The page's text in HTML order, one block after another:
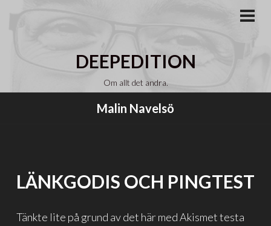
DEEPEDITION
Om allt det andra.
Malin Navelsö
LÄNKGODIS OCH PINGTEST
Tänkte lite på grund av det här med Akismet testa